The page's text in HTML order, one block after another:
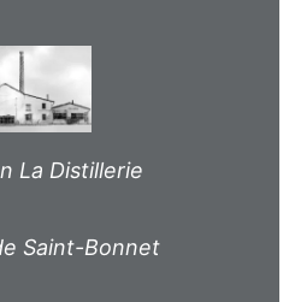
La Distillerie
Saint-Bonnet